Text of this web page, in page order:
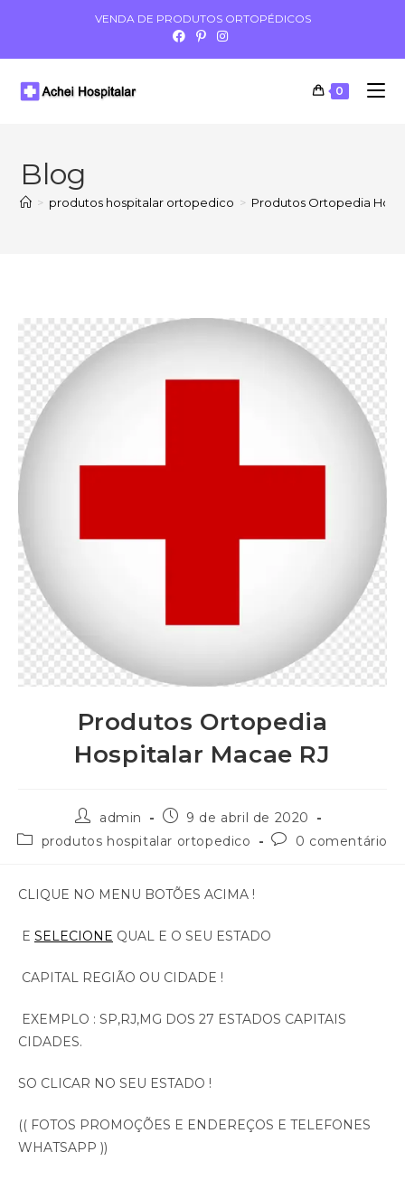
VENDA DE PRODUTOS ORTOPÉDICOS
0
Blog
> produtos hospitalar ortopedico > Produtos Ortopedia
Produtos Ortopedia
Hospitalar Macae RJ
admin
9 de abril de 2020
produtos hospitalar ortopedico
0 comentário
CLIQUE NO MENU BOTÕES ACIMA !
E SELECIONE QUAL E O SEU ESTADO
CAPITAL REGIÃO OU CIDADE !
EXEMPLO : SP,RJ,MG DOS 27 ESTADOS CAPITAIS
CIDADES.
SO CLICAR NO SEU ESTADO !
(( FOTOS PROMOÇÕES E ENDEREÇOS E TELEFONES
WHATSAPP ))